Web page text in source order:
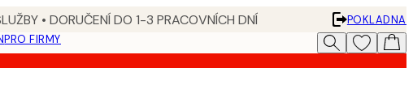
• DORUČENÍ DO 1-3 PRACOVNÍCH DNÍ
POKLADNA
PRO FIRMY